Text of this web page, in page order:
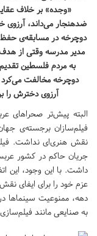
«وجده» بر خلاف
ضدهنجار می‌داند، آرزوی
دوچرخه در مسابقه‌ی
مدیر مدرسه وقتی از
به مردم فلسطین
دوچرخه مخالفت
آرزوی دخترش را
البته پیش‌تر صحراهای
فیلم‌سازان برجسته‌ی
نقش هنری‌ای نداشت.
جریان حاکم در کشور
داشت. با این وجود،
عزم خود را برای ایفای
به صنایعی مانند